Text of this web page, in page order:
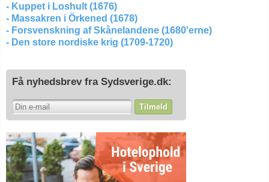
- Kuppet i Loshult (1676)
- Massakren i Örkened (1678)
- Forsvenskning af Skånelandene (1680'erne)
- Den store nordiske krig (1709-1720)
Få nyhedsbrev fra Sydsverige.dk:
Tilmeld